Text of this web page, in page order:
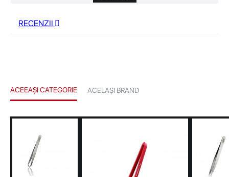
RECENZII
ACEEAȘI CATEGORIE ACELAȘI BRAND